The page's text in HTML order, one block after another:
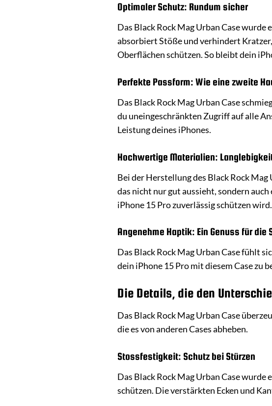
Optimaler Schutz: Rundum sicher
Das Black Rock Mag Urban Case
absorbiert Stöße und verhindert
Oberflächen schützen. So bleibt dein
Perfekte Passform: Wie eine zweite
Das Black Rock Mag Urban Case
du uneingeschränkten Zugriff auf alle
Leistung deines iPhones.
Hochwertige Materialien:
Bei der Herstellung des Black Rock
das nicht nur gut aussieht, sondern
iPhone 15 Pro zuverlässig schützen wird.
Angenehme Haptik: Ein Genuss für die
Das Black Rock Mag Urban Case fühlt
dein iPhone 15 Pro mit diesem Case zu
Die Details, die den
Das Black Rock Mag Urban Case
die es von anderen Cases abheben.
Stossfestigkeit: Schutz bei Stürzen
Das Black Rock Mag Urban Case
schützen. Die verstärkten Ecken und